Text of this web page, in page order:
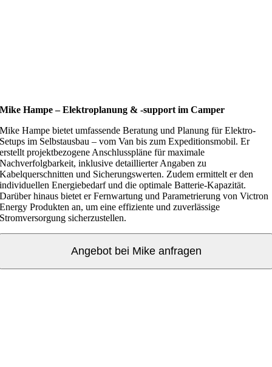
Mike Hampe – Elektroplanung & -support im Camper
Mike Hampe bietet umfassende Beratung und Planung für Elektro-
Setups im Selbstausbau – vom Van bis zum Expeditionsmobil. Er
erstellt projektbezogene Anschlusspläne für maximale
Nachverfolgbarkeit, inklusive detaillierter Angaben zu
Kabelquerschnitten und Sicherungswerten. Zudem ermittelt er den
individuellen Energiebedarf und die optimale Batterie-Kapazität.
Darüber hinaus bietet er Fernwartung und Parametrierung von Victron
Energy Produkten an, um eine effiziente und zuverlässige
Stromversorgung sicherzustellen.
Angebot bei Mike anfragen